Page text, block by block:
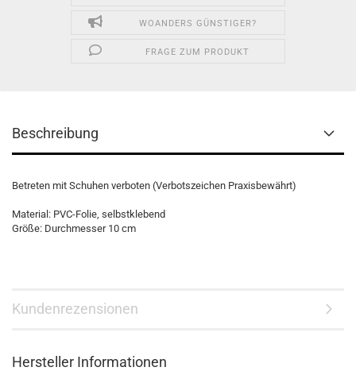
WOANDERS GÜNSTIGER?
FRAGE ZUM PRODUKT
Beschreibung
Betreten mit Schuhen verboten (Verbotszeichen Praxisbewährt)
Material: PVC-Folie, selbstklebend
Größe: Durchmesser 10 cm
Kundenrezensionen
Hersteller Informationen